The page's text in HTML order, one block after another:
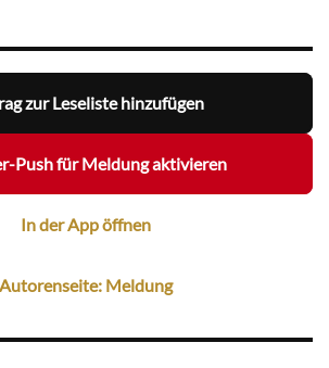
zur Leseliste hinzufügen
Push für Meldung aktivieren
In der App öffnen
Autorenseite: Meldung